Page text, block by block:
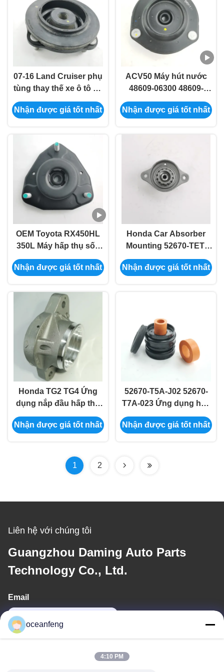
07-16 Land Cruiser phụ
tùng thay thế xe ô tô ốp
hấp thụ 48609-60070
48609-0C030
Nhận được giá tốt nhất
ACV50 Máy hút nước
48609-06300 48609-
06340
Nhận được giá tốt nhất
OEM Toyota RX450HL
350L Máy hấp thụ sốc
phía trước 48609-0E060
48609-48080
Nhận được giá tốt nhất
Honda Car Absorber
Mounting 52670-TET-
H01 52670-TVA-A02 cho
FE3 FC1/7 FE1 FK7
Nhận được giá tốt nhất
Honda TG2 TG4 Ứng
dụng nắp đầu hấp thụ
52670-TBA-A01 52670-
TBG-A01 52670-TLA-
Nhận được giá tốt nhất
52670-T5A-J02 52670-
T7A-023 Ứng dụng hấp
thụ Honda GK5 T9A RU
Nhận được giá tốt nhất
1 2
Liên hệ với chúng tôi
Guangzhou Daming Auto Parts
Technology Co., Ltd.
Email
oceanfeng
4:10 PM